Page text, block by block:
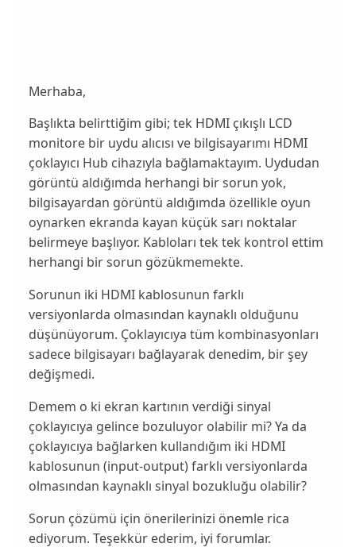
Merhaba,
Başlıkta belirttiğim gibi; tek HDMI çıkışlı LCD
monitore bir uydu alıcısı ve bilgisayarımı HDMI
çoklayıcı Hub cihazıyla bağlamaktayım. Uydudan
görüntü aldığımda herhangi bir sorun yok,
bilgisayardan görüntü aldığımda özellikle oyun
oynarken ekranda kayan küçük sarı noktalar
belirmeye başlıyor. Kabloları tek tek kontrol ettim
herhangi bir sorun gözükmemekte.
Sorunun iki HDMI kablosunun farklı
versiyonlarda olmasından kaynaklı olduğunu
düşünüyorum. Çoklayıcıya tüm kombinasyonları
sadece bilgisayarı bağlayarak denedim, bir şey
değişmedi.
Demem o ki ekran kartının verdiği sinyal
çoklayıcıya gelince bozuluyor olabilir mi? Ya da
çoklayıcıya bağlarken kullandığım iki HDMI
kablosunun (input-output) farklı versiyonlarda
olmasından kaynaklı sinyal bozukluğu olabilir?
Sorun çözümü için önerilerinizi önemle rica
ediyorum. Teşekkür ederim, iyi forumlar.